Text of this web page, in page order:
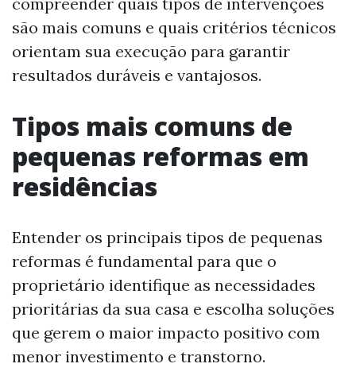
são mais comuns e quais critérios técnicos
orientam sua execução para garantir
resultados duráveis e vantajosos.
Tipos mais comuns de
pequenas reformas em
residências
Entender os principais tipos de pequenas
reformas é fundamental para que o
proprietário identifique as necessidades
prioritárias da sua casa e escolha soluções
que gerem o maior impacto positivo com
menor investimento e transtorno.